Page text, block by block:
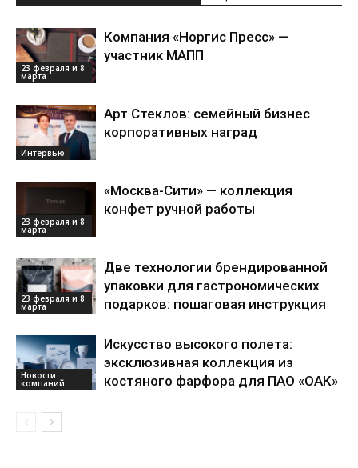
23 февраля и 8
марта
Компания «Норгис Пресс» —
участник МАПП
Интервью
Арт Стеклов: семейный бизнес
корпоративных наград
23 февраля и 8
марта
«Москва-Сити» — коллекция
конфет ручной работы
23 февраля и 8
марта
Две технологии брендированной
упаковки для гастрономических
подарков: пошаговая инструкция
Новости
компаний
Искусство высокого полета:
эксклюзивная коллекция из
костяного фарфора для ПАО «ОАК»